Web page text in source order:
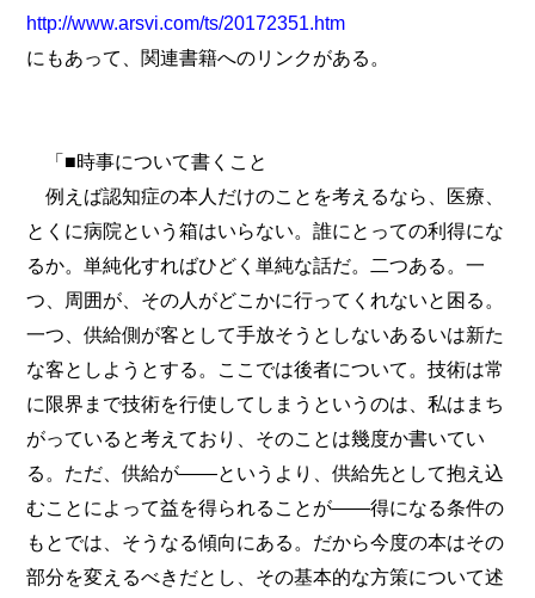
http://www.arsvi.com/ts/20172351.htm
にもあって、関連書籍へのリンクがある。
「■時事について書くこと
例えば認知症の本人だけのことを考えるなら、医療、
とくに病院という箱はいらない。誰にとっての利得にな
るか。単純化すればひどく単純な話だ。二つある。一
つ、周囲が、その人がどこかに行ってくれないと困る。
一つ、供給側が客として手放そうとしないあるいは新た
な客としようとする。ここでは後者について。技術は常
に限界まで技術を行使してしまうというのは、私はまち
がっていると考えており、そのことは幾度か書いてい
る。ただ、供給が――というより、供給先として抱え込
むことによって益を得られることが――得になる条件の
もとでは、そうなる傾向にある。だから今度の本はその
部分を変えるべきだとし、その基本的な方策について述